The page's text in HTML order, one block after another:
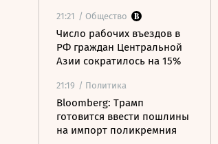
21:21 / Общество
Число рабочих въездов в
РФ граждан Центральной
Азии сократилось на 15%
21:19 / Политика
Bloomberg: Трамп
готовится ввести пошлины
на импорт поликремния